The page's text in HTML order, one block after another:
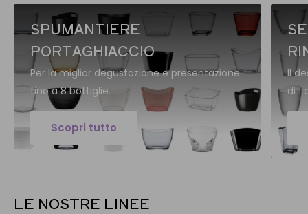
SPUMANTIERE
PORTAGHIACCIO
Per la miglior degustazione e presentazione
fino a 8 bottiglie.
Scopri tutto
Il
di 1
LE NOSTRE LINEE